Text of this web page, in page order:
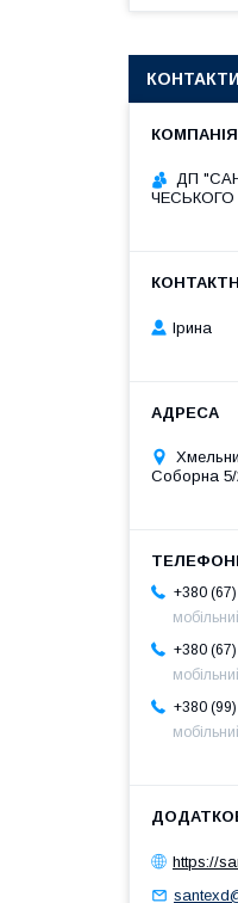
КОНТАКТИ
ДП
Ірина
Соборна 5/
+380
+380
+380
https://